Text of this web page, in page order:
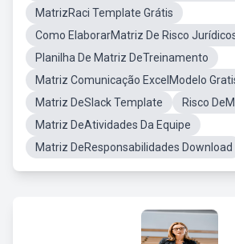
MatrizRaci Template Grátis
Como ElaborarMatriz De Risco
Planilha De Matriz DeTreinamento
Matriz Comunicação ExcelModelo
Matriz DeSlack Template
Risco
Matriz DeAtividades Da Equipe
Matriz DeResponsabilidades Download